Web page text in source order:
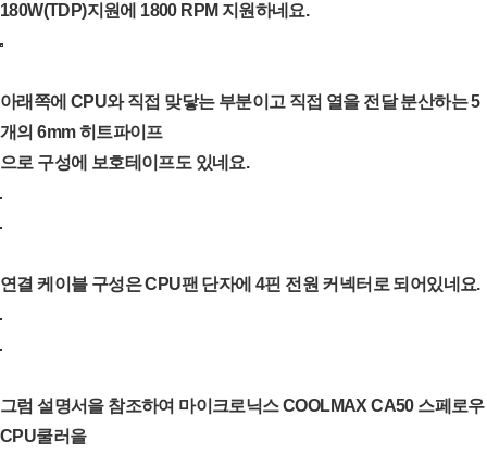
180W(TDP)지원에 1800 RPM 지원하네요.
아래쪽에 CPU와 직접 맞닿는 부분이고 직접 열을 전달 분산하는 5
개의 6mm 히트파이프
으로 구성에 보호테이프도 있네요.
연결 케이블 구성은 CPU팬 단자에 4핀 전원 커넥터로 되어있네요.
그럼 설명서을 참조하여 마이크로닉스 COOLMAX CA50 스페로우
CPU쿨러을